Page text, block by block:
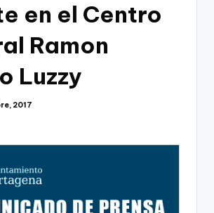
en el Centro
Ramon
Luzzy
2017